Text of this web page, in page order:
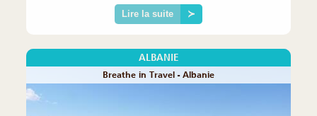
Lire la suite ≻
ALBANIE
Breathe in Travel - Albanie